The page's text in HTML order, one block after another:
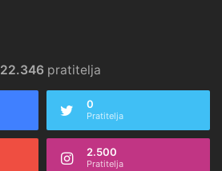
22.346 pratitelja
0
Pratitelja
2.500
Pratitelja